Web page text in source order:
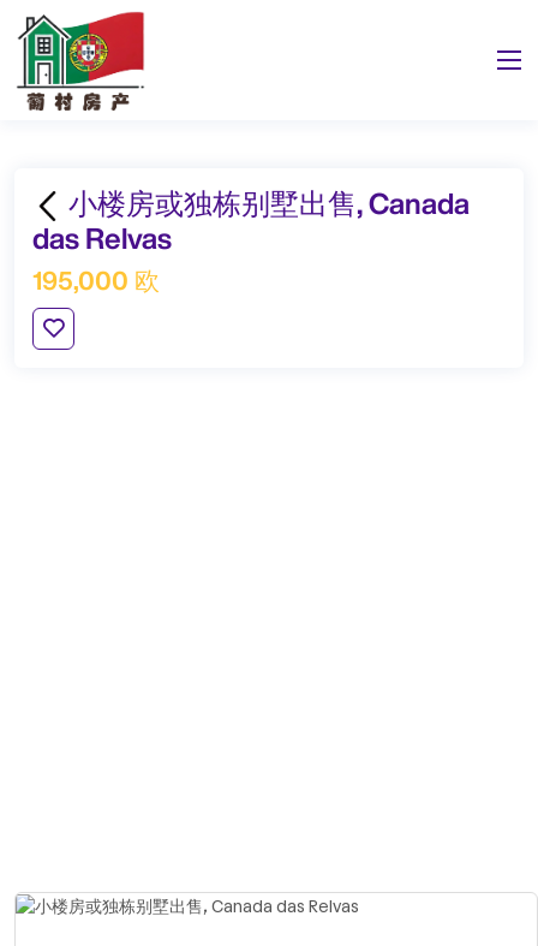
小楼房或独栋别墅出售, Canada
das Relvas
195,000 欧